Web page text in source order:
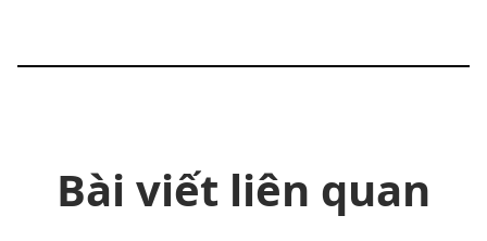
Bài viết liên quan